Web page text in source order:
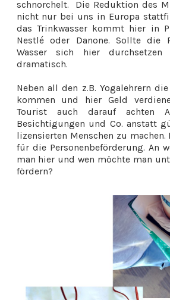
schnorchelt. Die Reduktion des
nicht nur bei uns in Europa
das Trinkwasser kommt hier in
Nestlé oder Danone. Sollte die
Wasser sich hier
dramatisch.
Neben all den z.B. Yogalehrern
kommen und hier Geld
Tourist auch darauf achten
Besichtigungen und Co. anstatt
lizensierten Menschen zu
für die Personenbeförderung. An
man hier und wen möchte man
fördern?